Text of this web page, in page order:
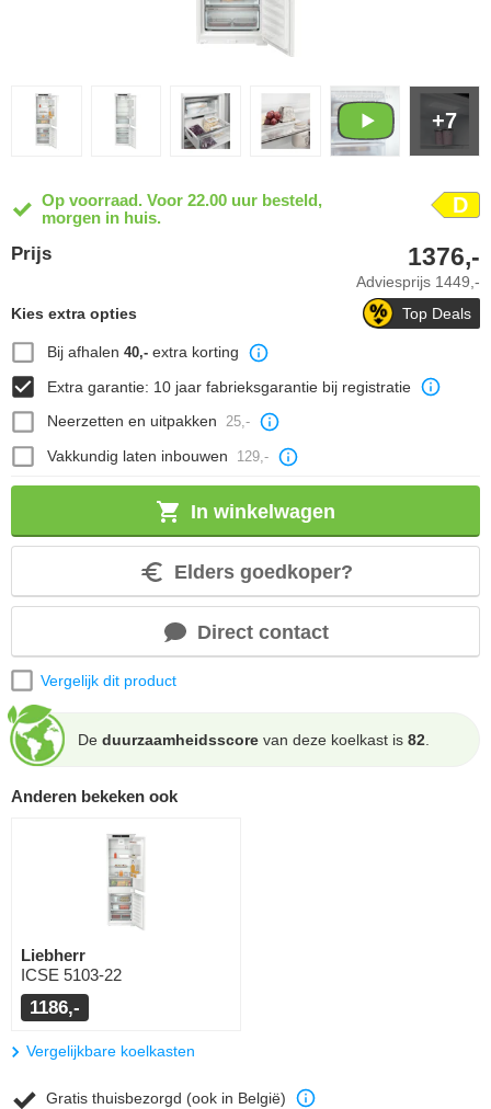
+7
Op voorraad. Voor 22.00 uur besteld,
morgen in huis.
D
Prijs
Adviesprijs 1449,-
1376,-
Top Deals
Kies extra opties
Bij afhalen 40,-extra korting
Extra garantie: 10 jaar fabrieksgarantie bij registratie
Neerzetten en uitpakken 25,-
Vakkundig laten inbouwen 129,-
In winkelwagen
Elders goedkoper?
Direct contact
Vergelijk dit product
De duurzaamheidsscore van deze koelkast is 82
Anderen bekeken ook
Liebherr
ICSE 5103-22
1186,-
Vergelijkbare koelkasten
Gratis thuisbezorgd (ook in België)